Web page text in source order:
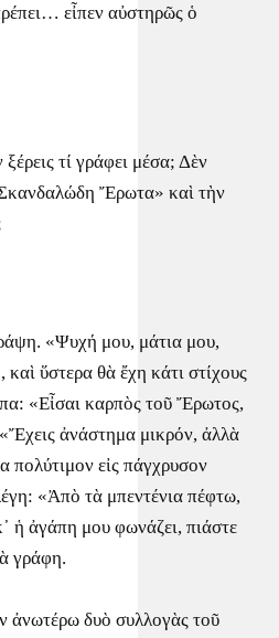
εἶπεν αὐστηρῶς ὁ
τί γράφει μέσα; Δὲν
Ἔρωτα» καὶ τὴν
«Ψυχή μου, μάτια μου,
ὕστερα θὰ ἔχη κάτι στίχους
«Εἶσαι καρπὸς τοῦ Ἔρωτος,
ἀνάστημα μικρόν, ἀλλὰ
εἰς πάγχρυσον
«Ἀπὸ τὰ μπεντένια πέφτω,
ἡ ἀγάπη μου φωνάζει, πιάστε
γράφη.
ἀνωτέρω δυὸ συλλογὰς τοῦ